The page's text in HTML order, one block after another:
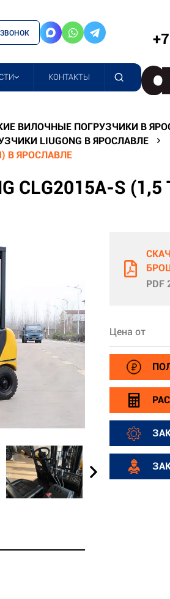
КОНТАКТЫ
ВИЛОЧНЫЕ ПОГРУЗЧИКИ В
LIUGONG В ЯРОСЛАВЛЕ
В ЯРОСЛАВЛЕ
CLG2015A-S
PDF
Цена от